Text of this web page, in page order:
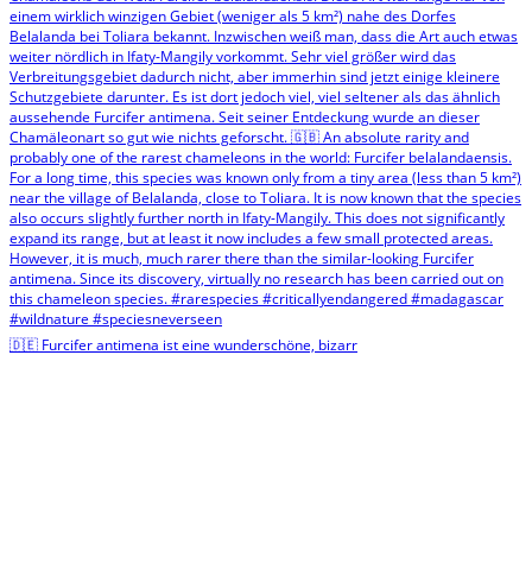
🇩🇪 Furcifer antimena ist eine wunderschöne, bizarr